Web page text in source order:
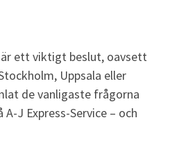
ett viktigt beslut, oavsett
Uppsala eller
de vanligaste frågorna
J Express-Service – och